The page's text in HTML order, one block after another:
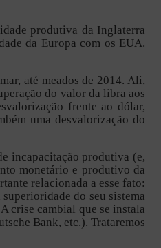
produtiva da Inglaterra
da Europa com os EUA.
até meados de 2014. Ali,
do valor da libra aos
frente ao dólar,
uma desvalorização do
incapacitação produtiva (e,
monetário e produtivo da
relacionada a esse fato:
do seu sistema
crise cambial que se instala
Bank, etc.). Trataremos